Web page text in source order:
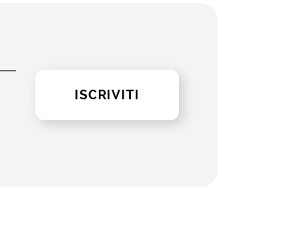
ISCRIVITI